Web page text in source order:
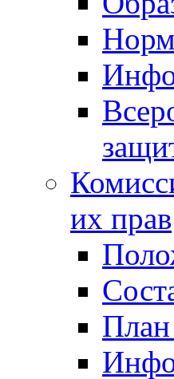
их прав